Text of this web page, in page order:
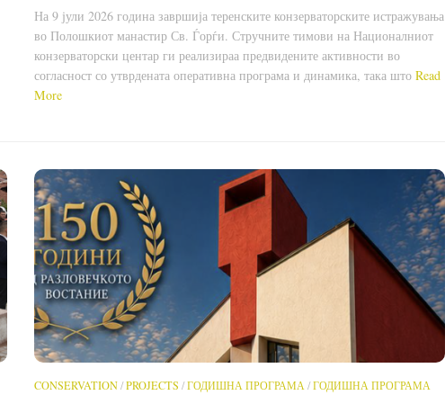
На 9 јули 2026 година завршија теренските конзерваторските истражувања
во Полошкиот манастир Св. Ѓорѓи. Стручните тимови на Националниот
конзерваторски центар ги реализираа предвидените активности во
согласност со утврдената оперативна програма и динамика, така што Read
More
CONSERVATION/PROJECTS /ГОДИШНА ПРОГРАМА /ГОДИШНА ПРОГРАМА